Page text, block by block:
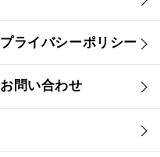
プライバシーポリシー
お問い合わせ